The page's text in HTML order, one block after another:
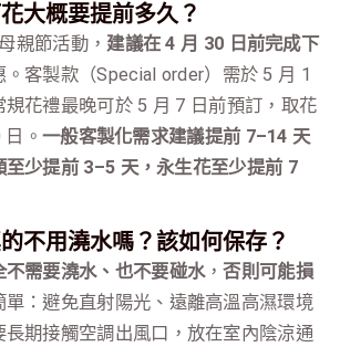
大概要提前多久？
親節活動， 建議在 4 月 30 日前完成下
客製款（Special order）需於 5 月 1
規花禮最晚可於 5 月 7 日前預訂，取花
。 一般客製化需求建議提前 7–14 天
至少提前 3–5 天，永生花至少提前 7
不用澆水嗎？該如何保存？
不需要澆水、也不要碰水，否則可能損
單：避免直射陽光、遠離高溫高濕環境
長期接觸空調出風口，放在室內陰涼通